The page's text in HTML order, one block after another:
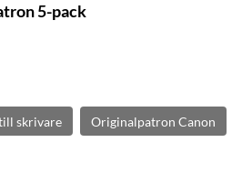
5-pack
skrivare Originalpatron Canon